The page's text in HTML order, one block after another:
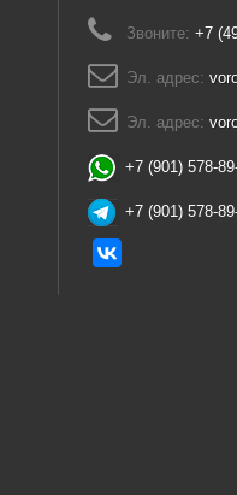
Звоните: +7
Эл. адрес:
Эл. адрес:
+7 (901) 578-
+7 (901) 578-